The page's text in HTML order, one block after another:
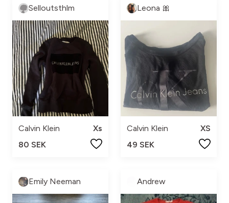
Selloutsthlm
Calvin Klein
Xs
80 SEK
Leona 🎀
Calvin Klein
XS
49 SEK
Emily Neeman Andrew